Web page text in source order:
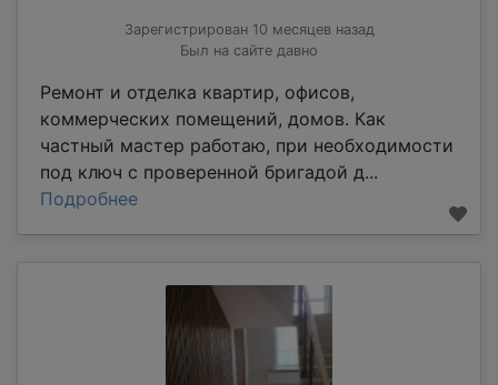
Зарегистрирован 10 месяцев назад
Был на сайте давно
Ремонт и отделка квартир, офисов,
коммерческих помещений, домов. Как
частный мастер работаю, при необходимости
под ключ с проверенной бригадой д...
Подробнее